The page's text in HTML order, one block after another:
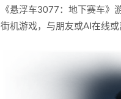
《悬浮车3077：地下赛车》
街机游戏，与朋友或AI在线或